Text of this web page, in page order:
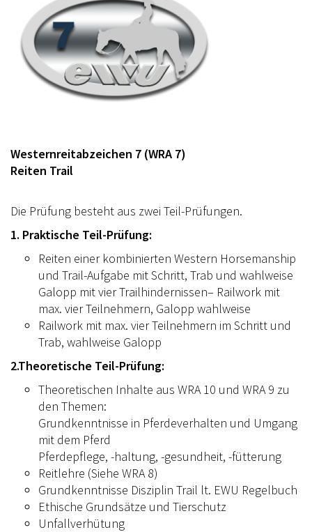
Westernreitabzeichen 7 (WRA 7)
Reiten Trail
Die Prüfung besteht aus zwei Teil-Prüfungen.
1. Praktische Teil-Prüfung:
Reiten einer kombinierten Western Horsemanship
und Trail-Aufgabe mit Schritt, Trab und wahlweise
Galopp mit vier Trailhindernissen– Railwork mit
max. vier Teilnehmern, Galopp wahlweise
Railwork mit max. vier Teilnehmern im Schritt und
Trab, wahlweise Galopp
2.Theoretische Teil-Prüfung:
Theoretischen Inhalte aus WRA 10 und WRA 9 zu
den Themen:
Grundkenntnisse in Pferdeverhalten und Umgang
mit dem Pferd
Pferdepflege, -haltung, -gesundheit, -fütterung
Reitlehre (Siehe WRA 8)
Grundkenntnisse Disziplin Trail lt. EWU Regelbuch
Ethische Grundsätze und Tierschutz
Unfallverhütung